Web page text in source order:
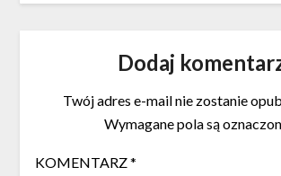
Dodaj
Twój adres e-mail nie zostanie
Wymagane pola są
KOMENTARZ*